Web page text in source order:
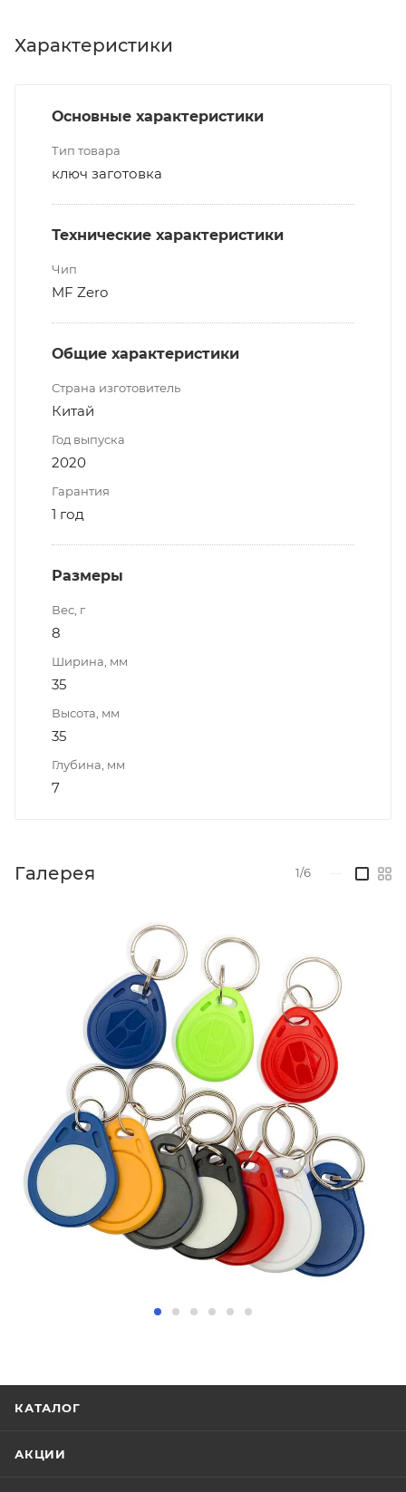
Характеристики
Основные характеристики
Тип товара
ключ заготовка
Технические характеристики
Чип
MF Zero
Общие характеристики
Страна изготовитель
Китай
Год выпуска
2020
Гарантия
1 год
Размеры
Вес, г
8
Ширина, мм
35
Высота, мм
35
Глубина, мм
7
Галерея 1/6
КАТАЛОГ
АКЦИИ